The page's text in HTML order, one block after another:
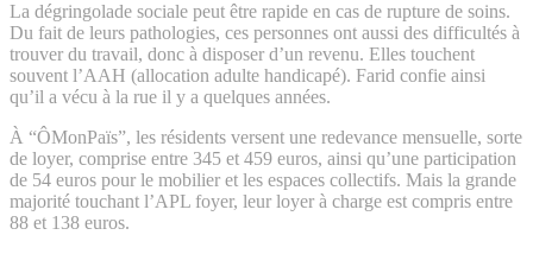
La dégringolade sociale peut être rapide en cas de rupture de soins.
Du fait de leurs pathologies, ces personnes ont aussi des difficultés à
trouver du travail, donc à disposer d’un revenu. Elles touchent
souvent l’AAH (allocation adulte handicapé). Farid confie ainsi
qu’il a vécu à la rue il y a quelques années.
À “ÔMonPaïs”, les résidents versent une redevance mensuelle, sorte
de loyer, comprise entre 345 et 459 euros, ainsi qu’une participation
de 54 euros pour le mobilier et les espaces collectifs. Mais la grande
majorité touchant l’APL foyer, leur loyer à charge est compris entre
88 et 138 euros.